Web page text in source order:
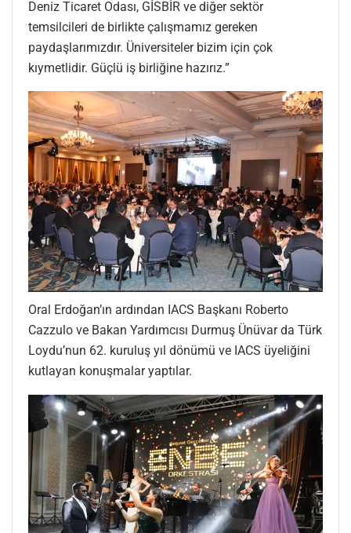
Deniz Ticaret Odası, GİSBİR ve diğer sektör
temsilcileri de birlikte çalışmamız gereken
paydaşlarımızdır. Üniversiteler bizim için çok
kıymetlidir. Güçlü iş birliğine hazırız.”
Oral Erdoğan’ın ardından IACS Başkanı Roberto
Cazzulo ve Bakan Yardımcısı Durmuş Ünüvar da Türk
Loydu’nun 62. kuruluş yıl dönümü ve IACS üyeliğini
kutlayan konuşmalar yaptılar.